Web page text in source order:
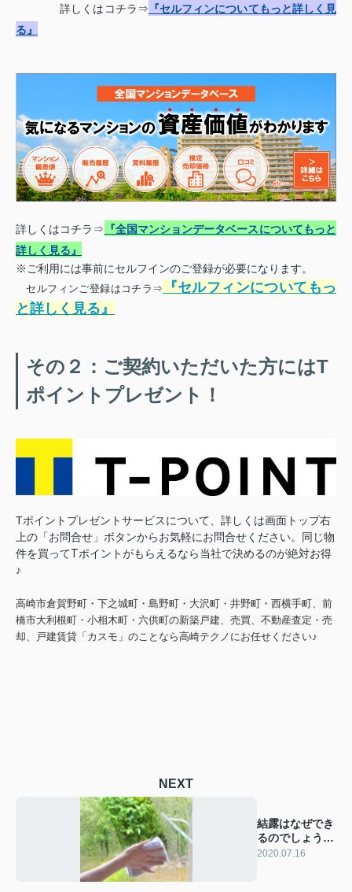
詳しくはコチラ⇒ 『セルフィンについてもっと詳しく見
る』
詳しくはコチラ⇒ 『全国マンションデータベースについてもっと
詳しく見る』
※ご利用には事前にセルフインのご登録が必要になります。
セルフィンご登録はコチラ⇒
『セルフィンについてもっ
と詳しく見る』
その２：ご契約いただいた方にはT
ポイントプレゼント！
Tポイントプレゼントサービスについて、詳しくは画面トップ右
上の「お問合せ」ボタンからお気軽にお問合せください。 同じ物
件を買ってTポイントがもらえるなら当社で決めるのが絶対お得
♪
高崎市倉賀野町・下之城町・島野町・大沢町・井野町・西横手町、前
橋市大利根町・小相木町・六供町の新築戸建、売買、不動産査定・売
却、戸建賃貸「カスモ」のことなら高崎テクノにお任せください♪
NEXT
結露はなぜでき
るのでしょう
か。
2020.07.16